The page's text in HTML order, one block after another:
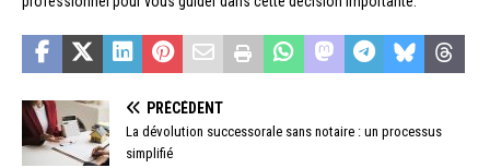
PRÉCÉDENT
La dévolution successorale sans notaire : un processus
simplifié